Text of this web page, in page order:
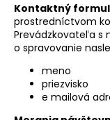
Kontaktný
prostredníctvom
Prevádzkovateľa s
o spravovanie
meno
priezvisko
e mailová